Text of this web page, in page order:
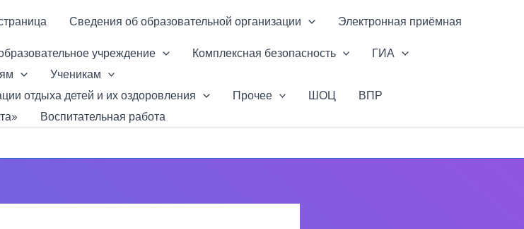
Сведения об образовательной организации Электронная приёмная
учреждение Комплексная безопасность
ГИА
Ученикам
отдыха детей и их оздоровления
Прочее ШОЦ
ВПР
Воспитательная работа